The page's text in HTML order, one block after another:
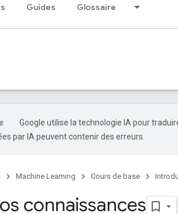
Guides Glossaire
Google utilise la technologie IA pour
par IA peuvent contenir des erreurs.
Machine Learning Cours de base
connaissances